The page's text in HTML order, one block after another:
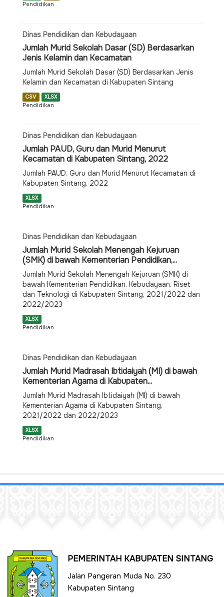
Pendidikan
Dinas Pendidikan dan Kebudayaan
Jumlah Murid Sekolah Dasar (SD) Berdasarkan
Jenis Kelamin dan Kecamatan
Jumlah Murid Sekolah Dasar (SD) Berdasarkan Jenis
Kelamin dan Kecamatan di Kabupaten Sintang
CSV XLSX
Pendidikan
Dinas Pendidikan dan Kebudayaan
Jumlah PAUD, Guru dan Murid Menurut
Kecamatan di Kabupaten Sintang, 2022
Jumlah PAUD, Guru dan Murid Menurut Kecamatan di
Kabupaten Sintang, 2022
XLSX
Pendidikan
Dinas Pendidikan dan Kebudayaan
Jumlah Murid Sekolah Menengah Kejuruan
(SMK) di bawah Kementerian Pendidikan,...
Jumlah Murid Sekolah Menengah Kejuruan (SMK) di
bawah Kementerian Pendidikan, Kebudayaan, Riset
dan Teknologi di Kabupaten Sintang, 2021/2022 dan
2022/2023
XLSX
Pendidikan
Dinas Pendidikan dan Kebudayaan
Jumlah Murid Madrasah Ibtidaiyah (MI) di bawah
Kementerian Agama di Kabupaten...
Jumlah Murid Madrasah Ibtidaiyah (MI) di bawah
Kementerian Agama di Kabupaten Sintang,
2021/2022 dan 2022/2023
XLSX
Pendidikan
PEMERINTAH KABUPATEN SINTANG
Jalan Pangeran Muda No. 230
Kabupaten Sintang